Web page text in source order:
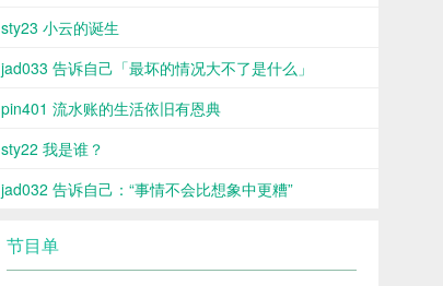
sty23 小云的诞生
jad033 告诉自己「最坏的情况大不了是什么」
pin401 流水账的生活依旧有恩典
sty22 我是谁？
jad032 告诉自己：“事情不会比想象中更糟”
节目单